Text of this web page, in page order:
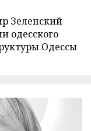
Зеленский
одесского
Одессы